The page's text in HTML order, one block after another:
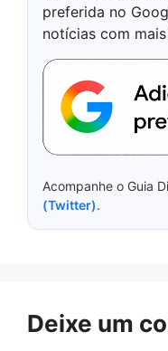
preferida no
notícias com
Acompanhe o Guia
(Twitter).
Deixe um